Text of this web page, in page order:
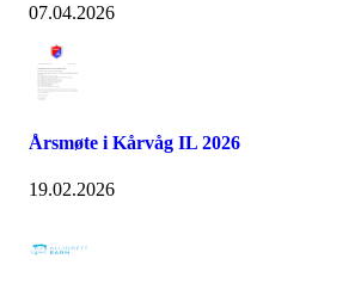
07.04.2026
Årsmøte i Kårvåg IL 2026
19.02.2026